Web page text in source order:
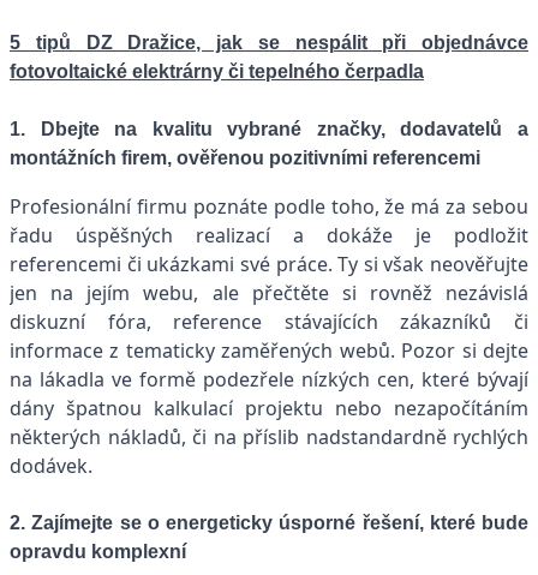
5 tipů DZ Dražice, jak se nespálit při objednávce
fotovoltaické elektrárny či tepelného čerpadla
1. Dbejte na kvalitu vybrané značky, dodavatelů a
montážních firem, ověřenou pozitivními referencemi
Profesionální firmu poznáte podle toho, že má za sebou
řadu úspěšných realizací a dokáže je podložit
referencemi či ukázkami své práce. Ty si však neověřujte
jen na jejím webu, ale přečtěte si rovněž nezávislá
diskuzní fóra, reference stávajících zákazníků či
informace z tematicky zaměřených webů. Pozor si dejte
na lákadla ve formě podezřele nízkých cen, které bývají
dány špatnou kalkulací projektu nebo nezapočítáním
některých nákladů, či na příslib nadstandardně rychlých
dodávek.
2. Zajímejte se o energeticky úsporné řešení, které bude
opravdu komplexní